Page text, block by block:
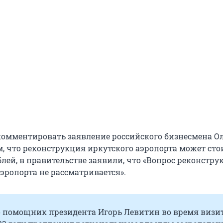
заявление российского бизнесмена
что реконструкция иркутского аэропорта может
в правительстве заявили, что «Вопрос
не рассматривается».
президента Игорь Левитин во время